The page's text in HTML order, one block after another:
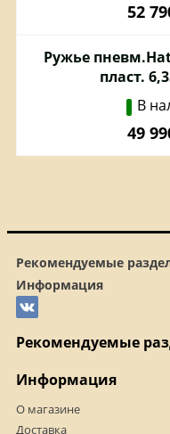
52
Ружье
пласт.
В
49
Рекомендуемые
Информация
Рекомендуемые
Информация
О магазине
Доставка